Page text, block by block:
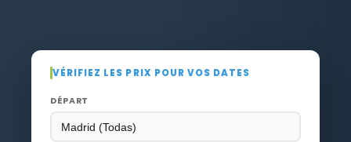
VÉRIFIEZ LES PRIX POUR VOS DATES
DÉPART